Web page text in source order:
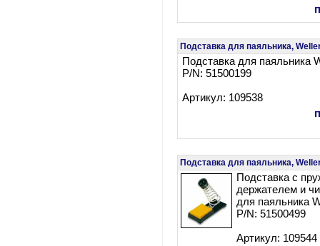
Подставка для паяльника,
Подставка для паяльника
P/N: 51500199
Артикул: 109538
Подставка для паяльника,
Подставка с
держателем и
для паяльника
P/N: 51500499
Артикул: 109544